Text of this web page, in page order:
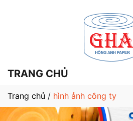
TRANG CHỦ
Trang chủ / hình ảnh công ty